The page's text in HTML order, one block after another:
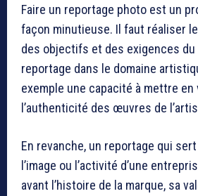
Faire un reportage photo est un
façon minutieuse. Il faut réaliser
des objectifs et des exigences
reportage dans le domaine
exemple une capacité à mettre
l’authenticité des œuvres de
En revanche, un reportage qui
l’image ou l’activité d’une
avant l’histoire de la marque, sa